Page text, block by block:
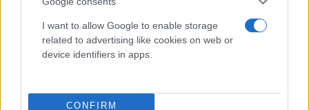
I want to allow Google to enable storage
related to advertising like cookies on web or
device identifiers in apps.
CONFIRM